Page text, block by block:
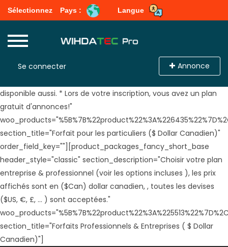
Sélectionnez Pays : Langue
Se connecter Annonce
section_description="Choisir votre plan particulier (voir options
toutes les devises ($US, €, £, ... ) sont acceptées. Le paiement
disponible aussi. * Lors de votre inscription, vous avez un plan
gratuit d'annonces!"
section_title="Forfait pour les particuliers ($ Dollar Canadien)"
order_field_key=""][product_packages_fancy_short_base
header_style="classic" section_description="Choisir votre plan
entreprise & professionnel (voir les options incluses ), les prix
affichés sont en ($Can) dollar canadien, , toutes les devises
($US, €, £, ... ) sont acceptées."
section_title="Forfaits Professionnels & Entreprises ( $ Dollar
Canadien)"]